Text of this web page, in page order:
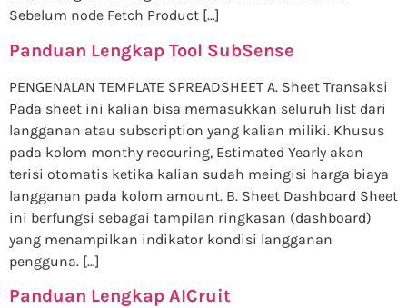
Sebelum node Fetch Product […]
Panduan Lengkap Tool SubSense
PENGENALAN TEMPLATE SPREADSHEET A. Sheet Transaksi
Pada sheet ini kalian bisa memasukkan seluruh list dari
langganan atau subscription yang kalian miliki. Khusus
pada kolom monthy reccuring, Estimated Yearly akan
terisi otomatis ketika kalian sudah meingisi harga biaya
langganan pada kolom amount. B. Sheet Dashboard Sheet
ini berfungsi sebagai tampilan ringkasan (dashboard)
yang menampilkan indikator kondisi langganan
pengguna. […]
Panduan Lengkap AICruit